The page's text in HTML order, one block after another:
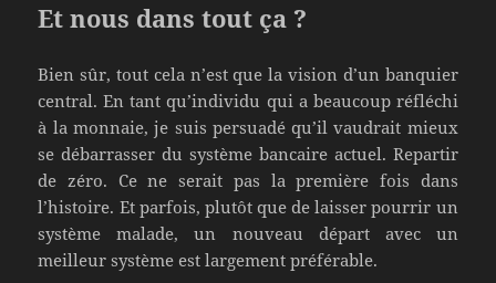
Et nous dans tout ça ?
Bien sûr, tout cela n’est que la vision d’un banquier
central. En tant qu’individu qui a beaucoup réfléchi
à la monnaie, je suis persuadé qu’il vaudrait mieux
se débarrasser du système bancaire actuel. Repartir
de zéro. Ce ne serait pas la première fois dans
l’histoire. Et parfois, plutôt que de laisser pourrir un
système malade, un nouveau départ avec un
meilleur système est largement préférable.